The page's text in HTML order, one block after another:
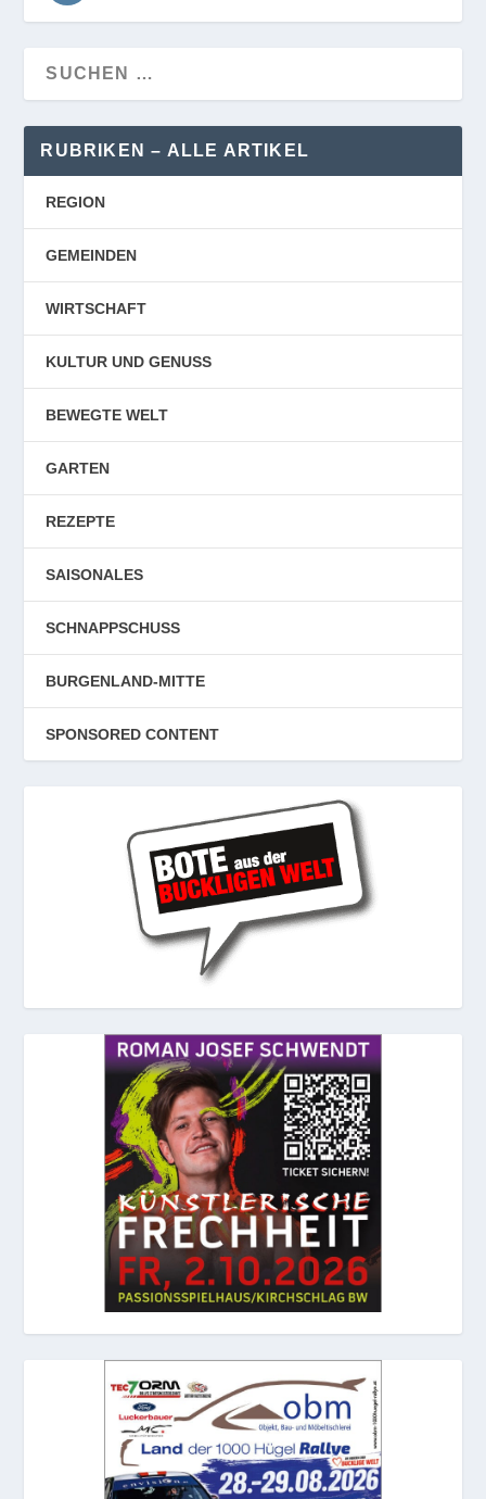
RUBRIKEN – ALLE ARTIKEL
REGION
GEMEINDEN
WIRTSCHAFT
KULTUR UND GENUSS
BEWEGTE WELT
GARTEN
REZEPTE
SAISONALES
SCHNAPPSCHUSS
BURGENLAND-MITTE
SPONSORED CONTENT